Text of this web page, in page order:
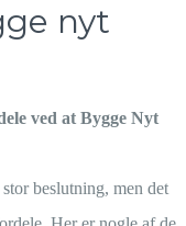
nyt
ved at Bygge Nyt
beslutning, men det